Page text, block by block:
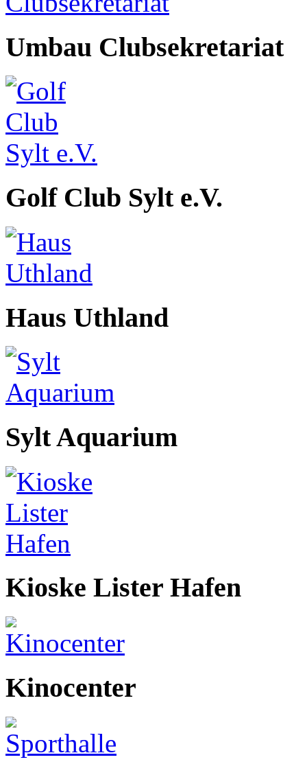
Umbau Clubsekretariat
Golf Club Sylt e.V.
Haus Uthland
Sylt Aquarium
Kioske Lister Hafen
Kinocenter